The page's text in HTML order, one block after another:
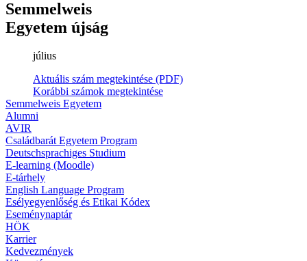
Semmelweis
Egyetem újság
július
Aktuális szám megtekintése (PDF)
Korábbi számok megtekintése
Semmelweis Egyetem
Alumni
AVIR
Családbarát Egyetem Program
Deutschsprachiges Studium
E-learning (Moodle)
E-tárhely
English Language Program
Esélyegyenlőség és Etikai Kódex
Eseménynaptár
HÖK
Karrier
Kedvezmények